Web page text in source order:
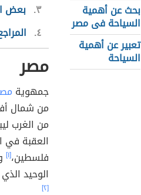
بحث عن أهمية
السياحة فى مصر
تعبير عن أهمية
السياحة
٣ بعض
٤
مصر
جمهوية
من شمال
من الغرب
العقبة في
فلسطين،[١]
الوحيد
[٢]